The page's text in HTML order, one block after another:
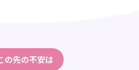
の先の不安は